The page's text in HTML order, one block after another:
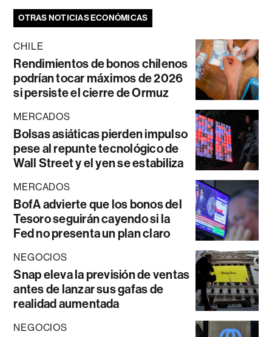
OTRAS NOTICIAS ECONÓMICAS
CHILE
Rendimientos de bonos chilenos
podrían tocar máximos de 2026
si persiste el cierre de Ormuz
MERCADOS
Bolsas asiáticas pierden impulso
pese al repunte tecnológico de
Wall Street y el yen se estabiliza
MERCADOS
BofA advierte que los bonos del
Tesoro seguirán cayendo si la
Fed no presenta un plan claro
NEGOCIOS
Snap eleva la previsión de ventas
antes de lanzar sus gafas de
realidad aumentada
NEGOCIOS